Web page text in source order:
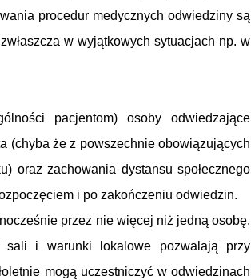
procedur medycznych odwiedziny są
w wyjątkowych sytuacjach np. w
pacjentom) osoby odwiedzające
(chyba że z powszechnie obowiązujących
oraz zachowania dystansu społecznego
i po zakończeniu odwiedzin.
przez nie więcej niż jedną osobę,
i warunki lokalowe pozwalają przy
mogą uczestniczyć w odwiedzinach